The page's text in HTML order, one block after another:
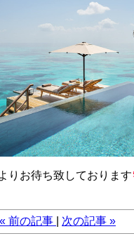
りお待ち致しております
« 前の記事 次の記事 »